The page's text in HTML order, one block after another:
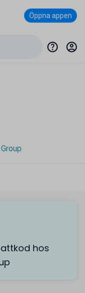
Öppna appen
hos